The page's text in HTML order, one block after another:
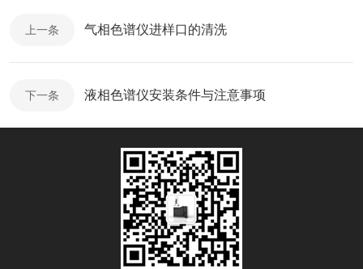
上一条 气相色谱仪进样口的清洗
下一条 液相色谱仪安装条件与注意事项